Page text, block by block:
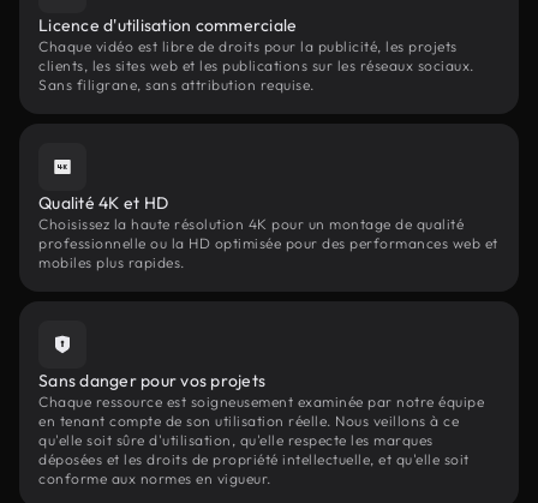
Licence d'utilisation commerciale
Chaque vidéo est libre de droits pour la publicité, les projets
clients, les sites web et les publications sur les réseaux sociaux.
Sans filigrane, sans attribution requise.
Qualité 4K et HD
Choisissez la haute résolution 4K pour un montage de qualité
professionnelle ou la HD optimisée pour des performances web et
mobiles plus rapides.
Sans danger pour vos projets
Chaque ressource est soigneusement examinée par notre équipe
en tenant compte de son utilisation réelle. Nous veillons à ce
qu'elle soit sûre d'utilisation, qu'elle respecte les marques
déposées et les droits de propriété intellectuelle, et qu'elle soit
conforme aux normes en vigueur.